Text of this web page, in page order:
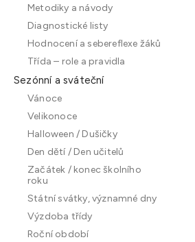
Metodiky a návody
Diagnostické listy
Hodnocení a sebereflexe žáků
Třída – role a pravidla
Sezónní a sváteční
Vánoce
Velikonoce
Halloween / Dušičky
Den dětí / Den učitelů
Začátek / konec školního
roku
Státní svátky, významné dny
Výzdoba třídy
Roční období